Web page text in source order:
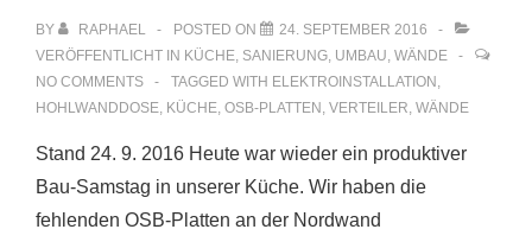
BY RAPHAEL POSTED ON
24. SEPTEMBER 2016
VERÖFFENTLICHT IN KÜCHE, SANIERUNG, UMBAU, WÄNDE
NO COMMENTS
TAGGED WITH ELEKTROINSTALLATION ,
HOHLWANDDOSE, KÜCHE, OSB-PLATTEN , VERTEILER, WÄNDE
Stand 24. 9. 2016 Heute war wieder ein produktiver
Bau-Samstag in unserer Küche. Wir haben die
fehlenden OSB-Platten an der Nordwand